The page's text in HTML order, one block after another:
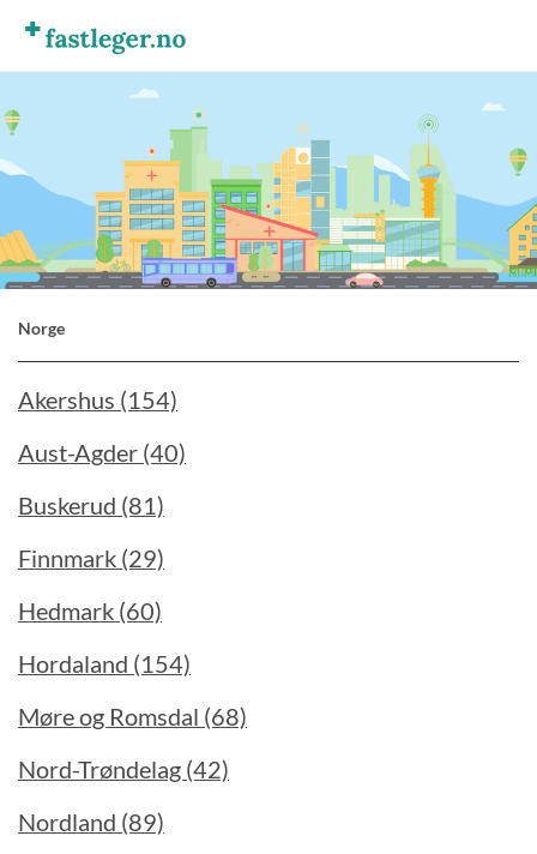
Norge
Akershus (154)
Aust-Agder (40)
Buskerud (81)
Finnmark (29)
Hedmark (60)
Hordaland (154)
Møre og Romsdal (68)
Nord-Trøndelag (42)
Nordland (89)